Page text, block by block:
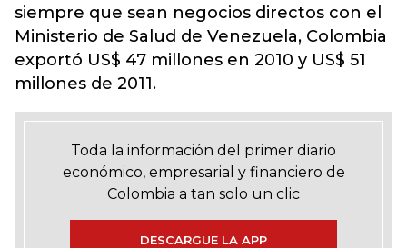
siempre que sean negocios directos con el
Ministerio de Salud de Venezuela, Colombia
exportó US$ 47 millones en 2010 y US$ 51
millones de 2011.
Toda la información del primer diario
económico, empresarial y financiero de
Colombia a tan solo un clic
DESCARGUE LA APP